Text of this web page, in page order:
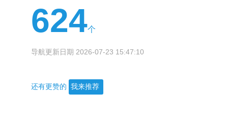
624个
导航更新日期 2026-07-23 15:47:10
还有更赞的 我来推荐